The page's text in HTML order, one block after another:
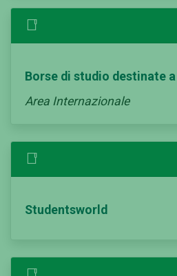
Borse di studio destinate
Area Internazionale
Studentsworld